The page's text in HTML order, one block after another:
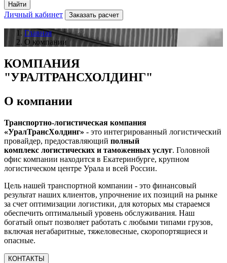
Найти
Личный кабинет Заказать расчет
Главная
О компании
КОМПАНИЯ
"УРАЛТРАНСХОЛДИНГ"
О компании
Транспортно-логистическая компания
«УралТрансХолдинг» - это интегрированный логистический
провайдер, предоставляющий полный
комплекс логистических и таможенных услуг. Головной
офис компании находится в Екатеринбурге, крупном
логистическом центре Урала и всей России.
Цель нашей транспортной компании - это финансовый
результат наших клиентов, упрочнение их позиций на рынке
за счет оптимизации логистики, для которых мы стараемся
обеспечить оптимальный уровень обслуживания. Наш
богатый опыт позволяет работать с любыми типами грузов,
включая негабаритные, тяжеловесные, скоропортящиеся и
опасные.
КОНТАКТЫ